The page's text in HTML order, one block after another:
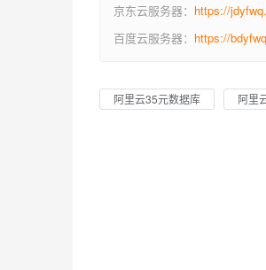
京东云服务器： https://
百度云服务器： https://
阿里云35元数据库 阿里